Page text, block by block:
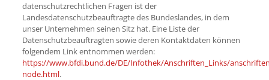
datenschutzrechtlichen Fragen ist der
Landesdatenschutzbeauftragte des Bundeslandes, in dem
unser Unternehmen seinen Sitz hat. Eine Liste der
Datenschutzbeauftragten sowie deren Kontaktdaten können
folgendem Link entnommen werden:
https://www.bfdi.bund.de/DE/Infothek/Anschriften_Links/
node.html.